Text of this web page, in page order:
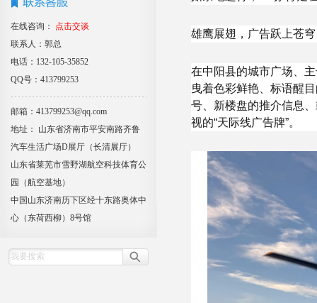
在线咨询：
点击交谈
联系人：郭总
电话：132-105-35852
QQ号：413799253
邮箱：413799253@qq.com
地址： 山东省济南市平安南路齐鲁
汽车生活广场D展厅（长清展厅）
山东省莱芜市雪野湖航空科技体育公
园（航空基地）
中国山东济南历下区经十东路奥体中
心（东荷西柳）8号馆
雄鹰展翅，广告跃上苍穹
在中阳县的城市广场、
曳着色彩鲜艳、标语醒
号、新楼盘的推介信息
视的“天际线广告牌”。